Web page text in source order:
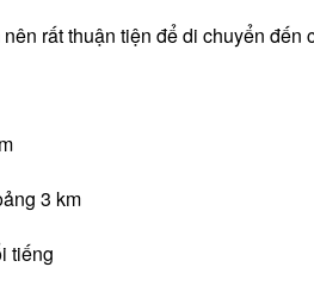
rất thuận tiện để di chuyển
3 km
tiếng